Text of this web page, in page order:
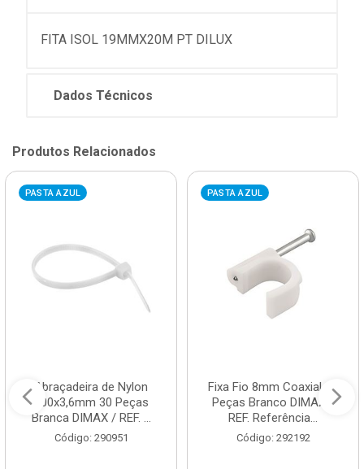
FITA ISOL 19MMX20M PT DILUX
Dados Técnicos
Produtos Relacionados
PASTA AZUL
Abraçadeira de Nylon
200x3,6mm 30 Peças
Branca DIMAX / REF. ...
Código: 290951
PASTA AZUL
Fixa Fio 8mm Coaxial 20
Peças Branco DIMAX /
REF. Referência...
Código: 292192